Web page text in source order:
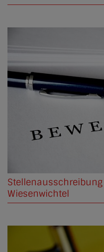
Stellenausschreibung
Wiesenwichtel